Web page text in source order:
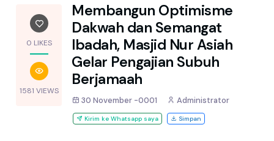
0 LIKES
1581 VIEWS
Membangun Optimisme
Dakwah dan Semangat
Ibadah, Masjid Nur Asiah
Gelar Pengajian Subuh
Berjamaah
30 November -0001 Administrator
Kirim ke Whatsapp saya Simpan